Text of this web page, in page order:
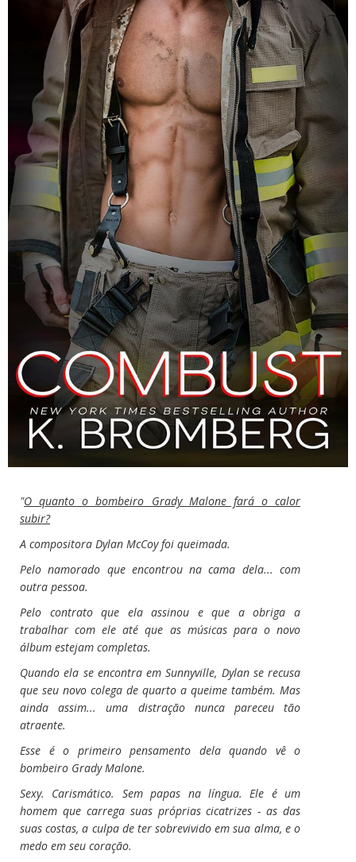
"O quanto o bombeiro Grady Malone fará o calor
subir?
A compositora Dylan McCoy foi queimada.
Pelo namorado que encontrou na cama dela... com
outra pessoa.
Pelo contrato que ela assinou e que a obriga a
trabalhar com ele até que as músicas para o novo
álbum estejam completas.
Quando ela se encontra em Sunnyville, Dylan se recusa
que seu novo colega de quarto a queime também. Mas
ainda assim... uma distração nunca pareceu tão
atraente.
Esse é o primeiro pensamento dela quando vê o
bombeiro Grady Malone.
Sexy. Carismático. Sem papas na língua. Ele é um
homem que carrega suas próprias cicatrizes - as das
suas costas, a culpa de ter sobrevivido em sua alma, e o
medo em seu coração.